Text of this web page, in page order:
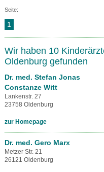
Seite:
1
Wir haben 10
Oldenburg gefunden
Dr. med. Stefan Jonas
Constanze Witt
Lankenstr. 27
23758 Oldenburg
zur Homepage
Dr. med. Gero Marx
Metzer Str. 21
26121 Oldenburg